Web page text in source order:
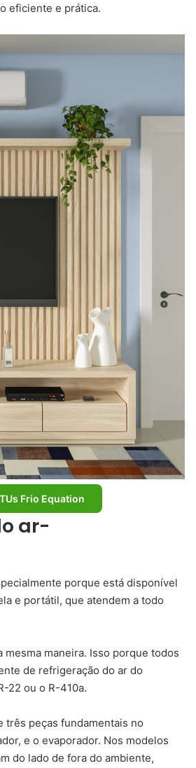
eficiente e prática.
Frio Equation
ar-
porque está disponível
e portátil, que atendem a todo
maneira. Isso porque todos
de refrigeração do ar do
22 ou o R-410a.
três peças fundamentais no
e o evaporador. Nos modelos
do lado de fora do ambiente,